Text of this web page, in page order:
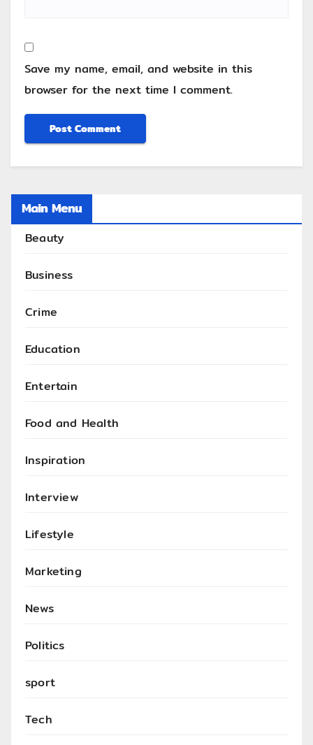
Save my name, email, and website in this
browser for the next time I comment.
Main Menu
Beauty
Business
Crime
Education
Entertain
Food and Health
Inspiration
Interview
Lifestyle
Marketing
News
Politics
sport
Tech